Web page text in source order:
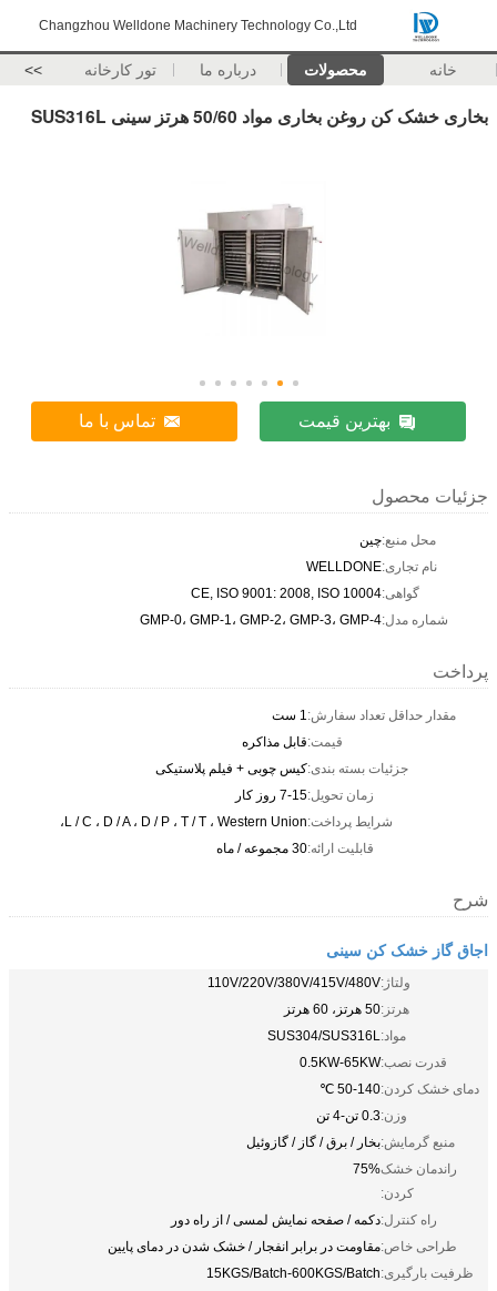
Changzhou Welldone Machinery Technology Co.,Ltd
خانه محصولات درباره ما تور کارخانه >>
بخاری خشک کن روغن بخاری مواد 50/60 هرتز سینی SUS316L
بهترین قیمت تماس با ما
جزئیات محصول
محل منبع:چین
نام تجاری:WELLDONE
گواهی:CE, ISO 9001: 2008, ISO 10004
شماره مدل:GMP-0، GMP-1، GMP-2، GMP-3، GMP-4
پرداخت
مقدار حداقل تعداد سفارش:1 ست
قیمت:قابل مذاکره
جزئیات بسته بندی:کیس چوبی + فیلم پلاستیکی
زمان تحویل:7-15 روز کار
شرایط پرداخت:L / C ، D / A ، D / P ، T / T ، Western Union،
قابلیت ارائه:30 مجموعه / ماه
شرح
اجاق گاز خشک کن سینی
ولتاژ:110V/220V/380V/415V/480V
هرتز:50 هرتز، 60 هرتز
مواد:SUS304/SUS316L
قدرت نصب:0.5KW-65KW
دمای خشک کردن:50-140 ℃
وزن:0.3 تن-4 تن
منبع گرمایش:بخار / برق / گاز / گازوئیل
راندمان خشک
کردن:
75%
راه کنترل:دکمه / صفحه نمایش لمسی / از راه دور
طراحی خاص:مقاومت در برابر انفجار / خشک شدن در دمای پایین
ظرفیت بارگیری:15KGS/Batch-600KGS/Batch